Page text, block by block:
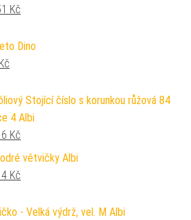
cena byla: 279 Kč.
Kč
Dino
cena byla: 59 Kč.
Kč
Stojící číslo s korunkou růžová 84
4 Albi
cena byla: 129 Kč.
Kč
větvičky Albi
cena byla: 349 Kč.
Kč
- Velká výdrž, vel. M Albi